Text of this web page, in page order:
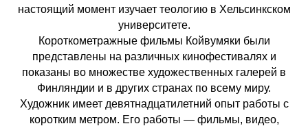
настоящий момент изучает теологию в Хельсинкском
университете.
Короткометражные фильмы Койвумяки были
представлены на различных кинофестивалях и
показаны во множестве художественных галерей в
Финляндии и в других странах по всему миру.
Художник имеет девятнадцатилетний опыт работы с
коротким метром. Его работы — фильмы, видео,